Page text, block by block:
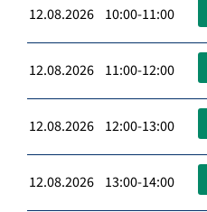
12.08.2026 10:00-11:00
12.08.2026 11:00-12:00
12.08.2026 12:00-13:00
12.08.2026 13:00-14:00